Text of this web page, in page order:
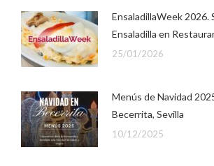
EnsaladillaWeek 2026.
Ensaladilla en
25/01/2026
Menús de Navidad
Becerrita, Sevilla
10/12/2025